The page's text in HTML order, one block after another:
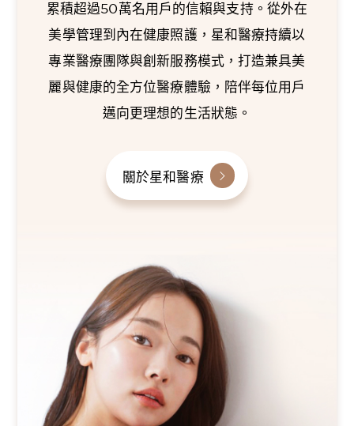
累積超過50萬名用戶的信賴與支持。從外在
美學管理到內在健康照護，星和醫療持續以
專業醫療團隊與創新服務模式，打造兼具美
麗與健康的全方位醫療體驗，陪伴每位用戶
邁向更理想的生活狀態。
關於星和醫療